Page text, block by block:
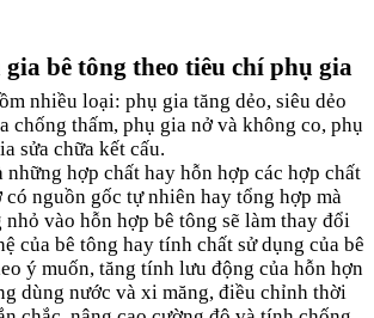
bê tông theo tiêu chí phụ gia
nhiều loại: phụ gia tăng dẻo, siêu dẻo
chống thấm, phụ gia nở và không co, phụ
sửa chữa kết cấu.
những hợp chất hay hỗn hợp các hợp chất
có nguồn gốc tự nhiên hay tổng hợp mà
vào hỗn hợp bê tông sẽ làm thay đổi
của bê tông hay tính chất sử dụng của bê
ý muốn, tăng tính lưu động của hỗn hợn
dùng nước và xi măng, điều chỉnh thời